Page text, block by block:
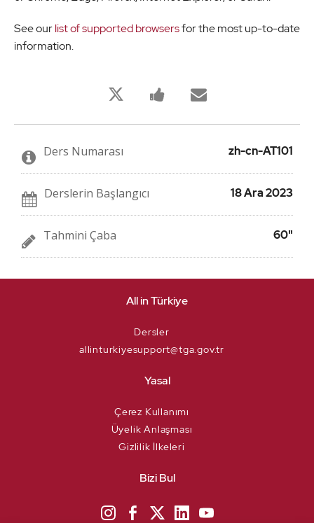
See ourlist of supported browsersfor the most up-to-date
information.
derse
twitleyin
Bu
derse
yaptığınızı
Facebook
mesajı
gönderin
Birisine
bu
için
posta
gönderin
Ders Numarası zh-cn-AT101
Derslerin Başlangıcı 18 Ara 2023
Tahmini Çaba 60"
All in Türkiye
Dersler
allinturkiyesupport@tga.gov.tr
Yasal
Çerez Kullanımı
Üyelik Anlaşması
Gizlilik İlkeleri
Bizi Bul
We process your personal information to measure and